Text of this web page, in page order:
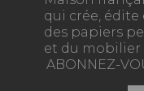
qui crée,
des papiers
et du mobilier
ABONNEZ-